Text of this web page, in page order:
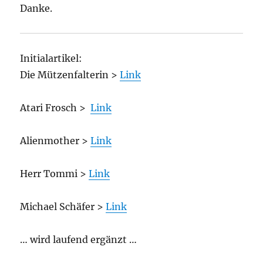
Danke.
Initialartikel:
Die Mützenfalterin >Link
Atari Frosch >Link
Alienmother >Link
Herr Tommi >Link
Michael Schäfer >Link
… wird laufend ergänzt …